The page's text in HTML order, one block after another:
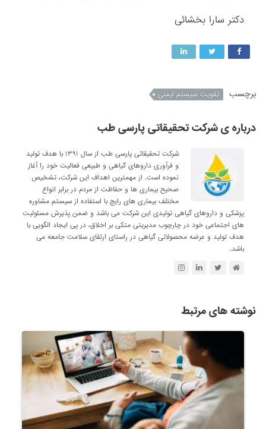
دکتر سارا بخشائی
برچسب تقویت سیستم ایمنی
درباره ی شرکت تحقیقاتی پارسی طب
شرکت تحقیقاتی پارسی طب از سال ۱۳۹۱ با هدف تولید
و فرآوری داروهای گیاهی و طبیعی فعالیت خود را آغاز
نموده است. از مهمترین اهداف این شرکت، تشخیص
صحیح بیماری ها و حفاظت از مردم در برابر انواع
مختلف بیماری های رایج با استفاده از سیستم مشاوره
پزشکی و داروهای گیاهی تولیدی این شرکت می باشد و ضمن پذیرش مسئولیت
های اجتماعی خود در چارچوب مدیریتی متکی بر اخلاق، در پی ایجاد الگویی با
هدف تولید و عرضه محصولاتی گیاهی در راستای ارتقای سلامت جامعه می
باشد.
نوشته های مرتبط